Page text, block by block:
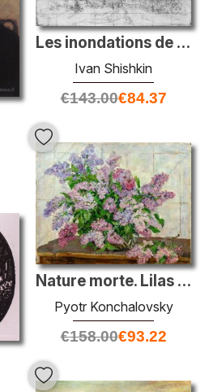
Les inondations de la rivière, comme les mers
Ivan Shishkin
€143.00€84.37
Nature morte. Lilas contre le poêle.
Pyotr Konchalovsky
€158.00€93.22